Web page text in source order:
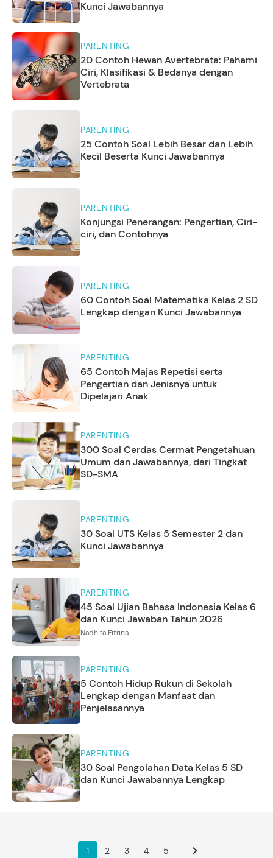
Kunci Jawabannya
PARENTING
20 Contoh Hewan Avertebrata: Pahami
Ciri, Klasifikasi & Bedanya dengan
Vertebrata
PARENTING
25 Contoh Soal Lebih Besar dan Lebih
Kecil Beserta Kunci Jawabannya
PARENTING
Konjungsi Penerangan: Pengertian, Ciri-
ciri, dan Contohnya
PARENTING
60 Contoh Soal Matematika Kelas 2 SD
Lengkap dengan Kunci Jawabannya
PARENTING
65 Contoh Majas Repetisi serta
Pengertian dan Jenisnya untuk
Dipelajari Anak
PARENTING
300 Soal Cerdas Cermat Pengetahuan
Umum dan Jawabannya, dari Tingkat
SD-SMA
PARENTING
30 Soal UTS Kelas 5 Semester 2 dan
Kunci Jawabannya
PARENTING
45 Soal Ujian Bahasa Indonesia Kelas 6
dan Kunci Jawaban Tahun 2026
Nadhifa Fitrina
PARENTING
5 Contoh Hidup Rukun di Sekolah
Lengkap dengan Manfaat dan
Penjelasannya
PARENTING
30 Soal Pengolahan Data Kelas 5 SD
dan Kunci Jawabannya Lengkap
1 2 3 4 5